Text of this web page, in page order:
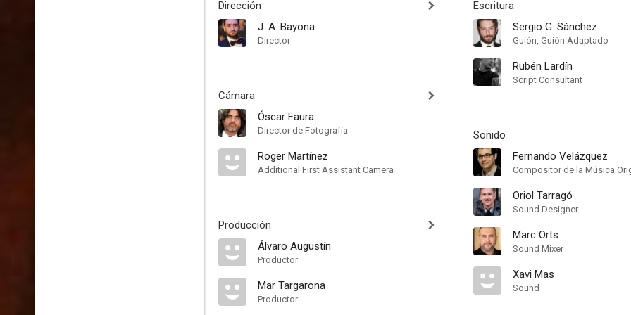
Dirección
J. A. Bayona
Director
Cámara
Óscar Faura
Director de Fotografía
Roger Martínez
Additional First Assistant Camera
Producción
Álvaro Augustín
Productor
Mar Targarona
Productor
Escritura
Sergio G. Sánchez
Guión, Guión Adaptado
Rubén Lardín
Script Consultant
Sonido
Fernando Velázquez
Compositor de la Música
Oriol Tarragó
Sound Designer
Marc Orts
Sound Mixer
Xavi Mas
Sound